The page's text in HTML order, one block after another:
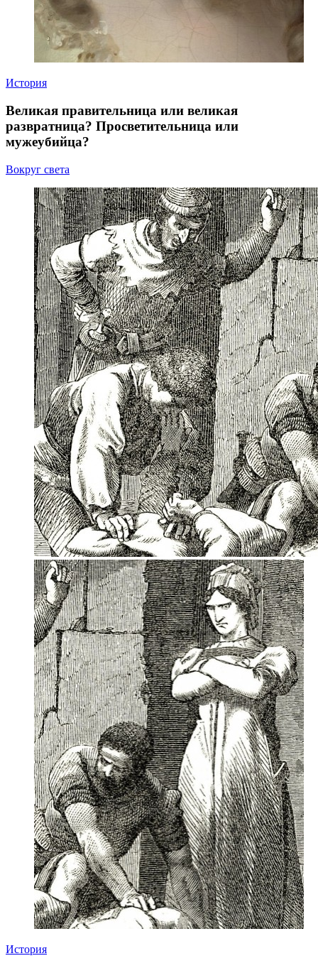
История
Великая правительница или великая
развратница? Просветительница или
мужеубийца?
Вокруг света
История